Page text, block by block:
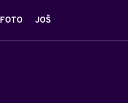
FOTO JOŠ